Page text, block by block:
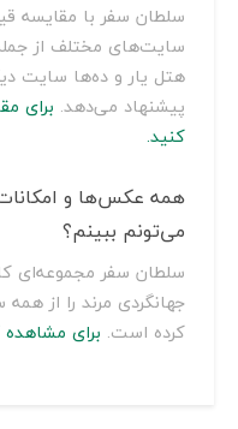
سلطان سفر با مقایسه
هتل یار و ده‌ها سایت
پیشنهاد می‌دهد. برای
کنید.
همه عکس‌ها و
می‌تونم ببینم؟
سلطان سفر مجموعه‌ای
جهانگردی مرند را از
کرده است. برای